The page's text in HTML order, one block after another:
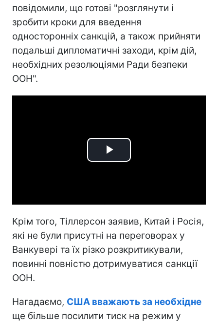
повідомили, що готові "розглянути і
зробити кроки для введення
односторонніх санкцій, а також прийняти
подальші дипломатичні заходи, крім дій,
необхідних резолюціями Ради безпеки
ООН".
Play
Крім того, Тіллерсон заявив, Китай і Росія,
які не були присутні на переговорах у
Ванкувері та їх різко розкритикували,
повинні повністю дотримуватися санкції
ООН.
Нагадаємо, США вважають за необхідне
ще більше посилити тиск на режим у